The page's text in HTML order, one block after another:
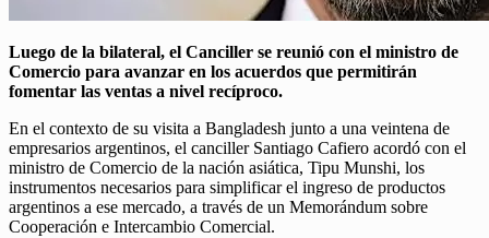
Luego de la bilateral, el Canciller se reunió con el ministro de
Comercio para avanzar en los acuerdos que permitirán
fomentar las ventas a nivel recíproco.
En el contexto de su visita a Bangladesh junto a una veintena de
empresarios argentinos, el canciller Santiago Cafiero acordó con el
ministro de Comercio de la nación asiática, Tipu Munshi, los
instrumentos necesarios para simplificar el ingreso de productos
argentinos a ese mercado, a través de un Memorándum sobre
Cooperación e Intercambio Comercial.